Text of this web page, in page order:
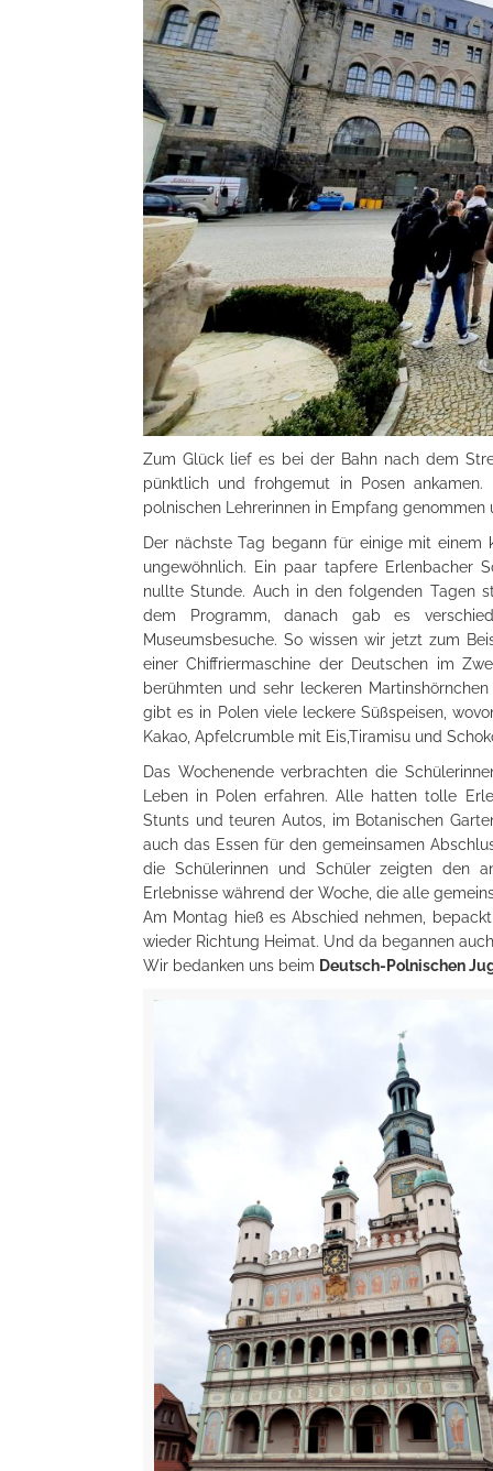
Zum Glück lief es bei der Bahn nach dem
pünktlich und frohgemut in Posen
polnischen Lehrerinnen in Empfang
Der nächste Tag begann für einige mit einem
ungewöhnlich. Ein paar tapfere Erlenbacher
nullte Stunde. Auch in den folgenden Tagen
dem Programm, danach gab es
Museumsbesuche. So wissen wir jetzt zum
einer Chiffriermaschine der Deutschen im
berühmten und sehr leckeren
gibt es in Polen viele leckere Süßspeisen,
Kakao, Apfelcrumble mit Eis,Tiramisu und
Das Wochenende verbrachten die
Leben in Polen erfahren. Alle hatten tolle
Stunts und teuren Autos, im Botanischen
auch das Essen für den gemeinsamen
die Schülerinnen und Schüler zeigten den
Erlebnisse während der Woche, die alle
Am Montag hieß es Abschied nehmen,
wieder Richtung Heimat. Und da begannen
Wir bedanken uns beim Deutsch-Polnischen